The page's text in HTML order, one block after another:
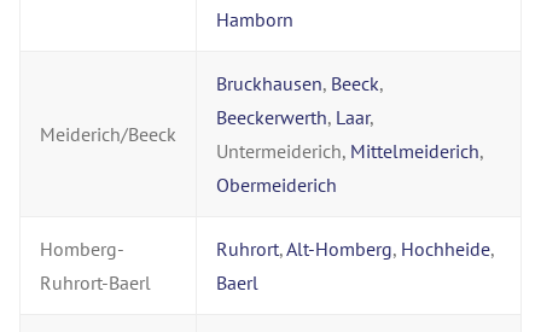
Hamborn
Meiderich/Beeck
Bruckhausen, Beeck,
Beeckerwerth, Laar,
Untermeiderich, Mittelmeiderich,
Obermeiderich
Homberg-
Ruhrort-Baerl
Ruhrort,Alt-Homberg, Hochheide,
Baerl